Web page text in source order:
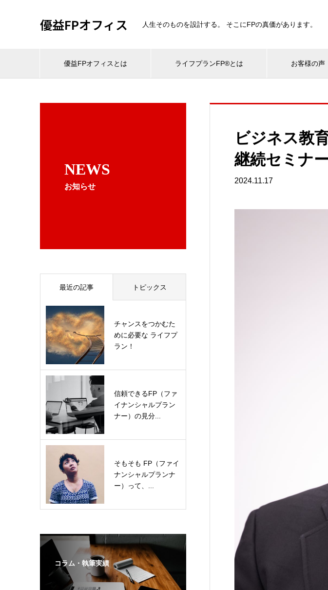
優益FPオフィス 人生そのものを設計する。 そこにFPの真価があります。
優益FPオフィスとは ライフプランFP®とは お客様の声
NEWS
お知らせ
ビジネス教
継続セミナ
2024.11.17
最近の記事 トピックス
チャンスをつかむた
めに必要な ライフプ
ラン！
信頼できるFP（ファ
イナンシャルプラン
ナー）の見分...
そもそも FP（ファイ
ナンシャルプランナ
ー）って、...
コラム・執筆実績